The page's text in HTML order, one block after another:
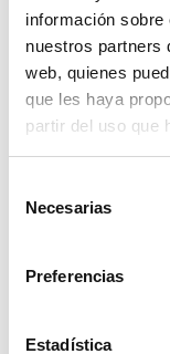
información sobre
nuestros partners
web, quienes
que les haya
partir del uso que
Necesarias
Preferencias
Estadística
Color:
Aroma
:
: